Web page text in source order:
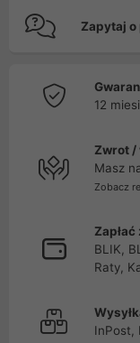
Zapytaj
12
Zwrot /
Masz
Zobacz
BLIK,
Raty,
InPost,